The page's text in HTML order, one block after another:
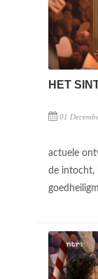
HET
01
actuele
de intocht,